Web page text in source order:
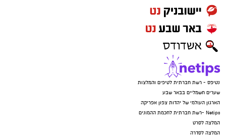
נטיפס - רשת חברתית לטיפים והמלצות
שערים חשמליים בבאר שבע
הארגון העולמי של יהדות צפון אפריקה
Netips -רשת חברתית לחכמת ההמונים
המלצה לסרט
המלצה לסדרה